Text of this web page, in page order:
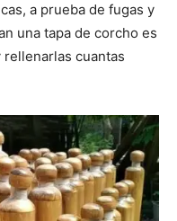
a prueba de fugas y
una tapa de corcho es
cuantas